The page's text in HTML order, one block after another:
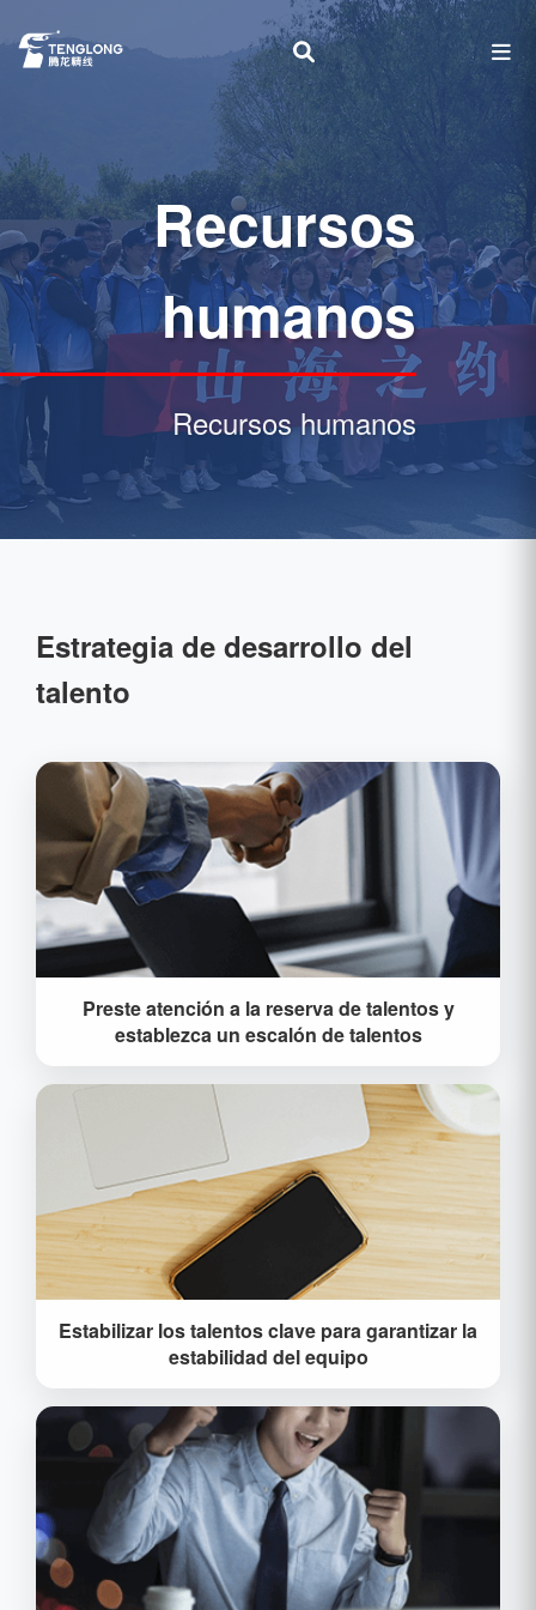
Recursos
humanos
Recursos humanos
Estrategia de desarrollo del
talento
Reserve recursos humanos para el desarrollo
futuro de la organización a través del reclutamiento
del campus y la cooperación universitaria. Al
mismo tiempo, a través de la rotación de
empleados, la capacitación diversificada y la
gestión de promoción multicanal, el cultivo, la
reserva y la capacitación de talentos sentarán una
base de talento para el desarrollo a largo plazo de
la empresa.
Preste atención a la reserva de talentos y
establezca un escalón de talentos
Los talentos clave son el pilar del funcionamiento
estable del equipo y establecen un grupo de
talentos para el desarrollo empresarial. Desarrollar
programas de incentivos especiales basados en las
necesidades individuales de los talentos clave,
priorizando la participación en la capacitación y la
promoción del canal.
Estabilizar los talentos clave para garantizar la
estabilidad del equipo